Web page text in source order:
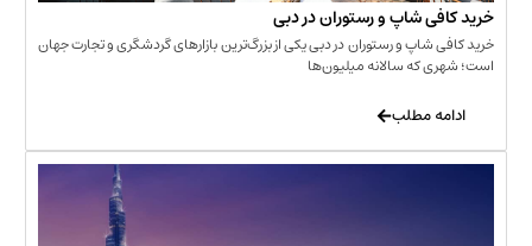
شاپ و رستوران در دبی
و رستوران در دبی یکی از بزرگ‌ترین بازارهای گردشگری و تجارت جهان
سالانه میلیون‌ها